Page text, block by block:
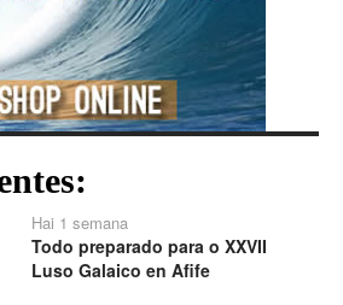
Hai 1 semana
Todo preparado para o XXVII
Luso Galaico en Afife